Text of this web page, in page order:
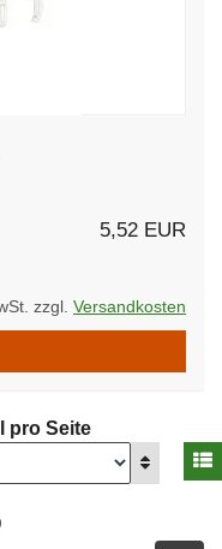
5,52 EUR
zzgl. Versandkosten
pro Seite
Anzeigen